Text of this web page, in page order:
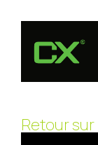
Retour